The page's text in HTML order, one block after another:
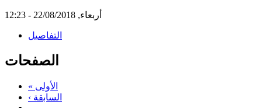
أربعاء, 22/08/2018 - 12:23
التفاصيل
الصفحات
« الأولى
‹ السابقة